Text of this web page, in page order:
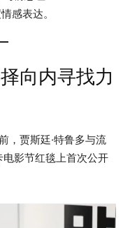
感表达。
向内寻找力
，贾斯廷·特鲁多与流
影节红毯上首次公开